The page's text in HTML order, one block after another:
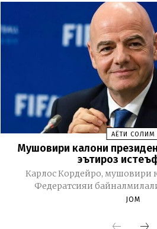
ҲАЁТИ СОЛИМ
Мушовири калони
эътироз
Карлос Кордейро, мушовири
Федератсияи
JOM